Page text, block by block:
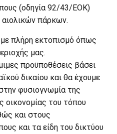
(οδηγία 92/43/ΕΟΚ)
πάρκων.
με πλήρη εκτοπισμό όπως
μας.
προϋποθέσεις βάσει
δικαίου και θα έχουμε
φυσιογνωμία της
οικονομίας του τόπου
και στους
και τα είδη του δικτύου